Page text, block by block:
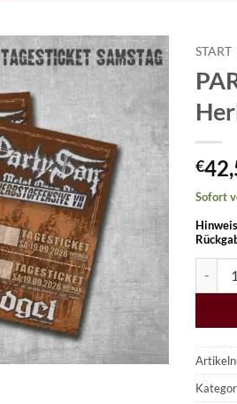
START
€
Sofort